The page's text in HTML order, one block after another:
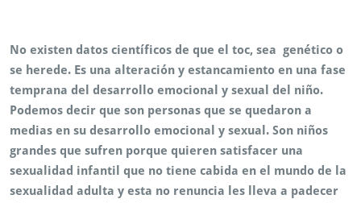
No existen datos científicos de que el toc, sea genético o
se herede. Es una alteración y estancamiento en una fase
temprana del desarrollo emocional y sexual del niño.
Podemos decir que son personas que se quedaron a
medias en su desarrollo emocional y sexual. Son niños
grandes que sufren porque quieren satisfacer una
sexualidad infantil que no tiene cabida en el mundo de la
sexualidad adulta y esta no renuncia les lleva a padecer